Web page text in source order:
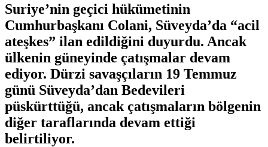
Suriye’nin geçici hükümetinin
Cumhurbaşkanı Colani, Süveyda’da “acil
ateşkes” ilan edildiğini duyurdu. Ancak
ülkenin güneyinde çatışmalar devam
ediyor. Dürzi savaşçıların 19 Temmuz
günü Süveyda’dan Bedevileri
püskürttüğü, ancak çatışmaların bölgenin
diğer taraflarında devam ettiği
belirtiliyor.